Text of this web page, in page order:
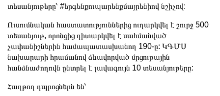
տեսանյութերը՝ #երգենքուպարենքմայրենիով նշիչով:
Ուսումնական հաստատություններից ուղարկվել է շուրջ 500
տեսանյութ, որոնցից դիտարկվել է սահմանված
չափանիշներին համապատասխանող 190-ը: ԿԳՄՍ
նախարարի հրամանով ձևավորված մրցութային
հանձնաժողովն ընտրել է լավագույն 10 տեսանյութերը:
Հաղթող դպրոցներն են՝